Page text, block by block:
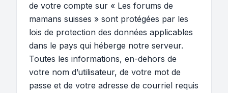
de votre compte sur « Les forums de
mamans suisses » sont protégées par les
lois de protection des données applicables
dans le pays qui héberge notre serveur.
Toutes les informations, en-dehors de
votre nom d’utilisateur, de votre mot de
passe et de votre adresse de courriel requis